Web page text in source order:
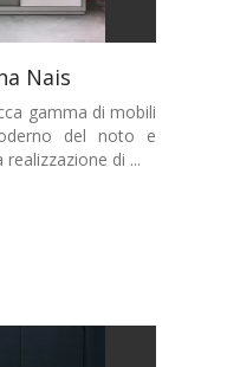
Nais
gamma di mobili
del noto e
di ...